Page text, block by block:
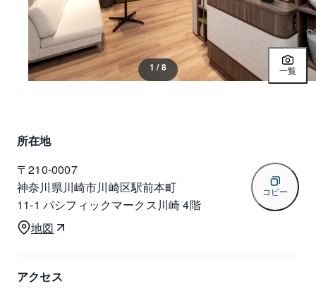
1 / 8 一覧
所在地
〒210-0007
神奈川県川崎市川崎区駅前本町
11-1 パシフィックマークス川崎 4階
コピー
地図
アクセス